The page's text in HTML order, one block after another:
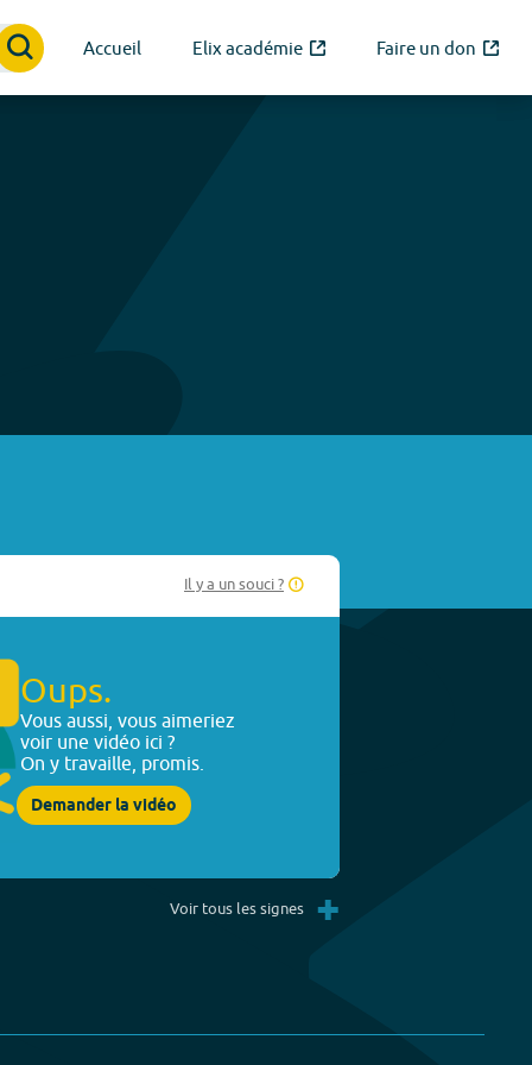
Accueil Elix académie Faire un don
Il y a un souci ?
Oups.
Vous aussi, vous aimeriez
voir une vidéo ici ?
On y travaille, promis.
Demander la vidéo
Voir tous les signes +